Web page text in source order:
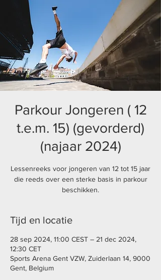
Parkour Jongeren ( 12
t.e.m. 15) (gevorderd)
(najaar 2024)
Lessenreeks voor jongeren van 12 tot 15 jaar
die reeds over een sterke basis in parkour
beschikken.
Tijd en locatie
28 sep 2024, 11:00 CEST – 21 dec 2024,
12:30 CET
Sports Arena Gent VZW, Zuiderlaan 14, 9000
Gent, Belgium